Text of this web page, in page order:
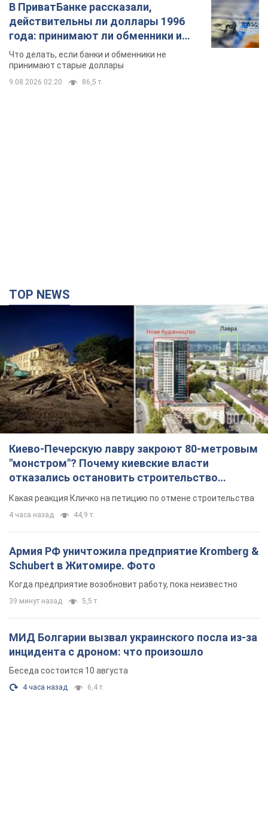
В ПриватБанке рассказали,
действительны ли доллары 1996
года: принимают ли обменники и
банки такие купюры
Что делать, если банки и обменники не
принимают старые доллары
9.08.2026 02:20 86,5 т.
TOP NEWS
Киево-Печерскую лавру закроют 80-метровым
"монстром"? Почему киевские власти
отказались остановить строительство
небоскреба "московского верующего"
Какая реакция Кличко на петицию по отмене строительства
4 часа назад 44,9 т.
Армия РФ уничтожила предприятие Kromberg &
Schubert в Житомире. Фото
Когда предприятие возобновит работу, пока неизвестно
39 минут назад 5,5 т.
МИД Болгарии вызвал украинского посла из-за
инцидента с дроном: что произошло
Беседа состоится 10 августа
4 часа назад 6,4 т.